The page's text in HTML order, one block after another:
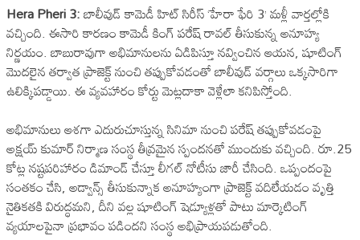
Hera Pheri 3:బాలీవుడ్ కామెడీ హిట్ సిరీస్ ‘హేరా ఫేరి 3’ మళ్లీ వార్తల్లోకి
వచ్చింది. ఈసారి కారణం కామెడీ కింగ్ పరేష్ రావల్ తీసుకున్న అనూహ్య
నిర్ణయం. బాబురావుగా అభిమానులను ఏడిపిస్తూ నవ్వించిన ఆయన, షూటింగ్
మొదలైన తర్వాత ప్రాజెక్ట్ నుంచి తప్పుకోవడంతో బాలీవుడ్ వర్గాలు ఒక్కసారిగా
ఉలిక్కిపడ్డాయి. ఈ వ్యవహారం కోర్టు మెట్లదాకా వెళ్లేలా కనిపిస్తోంది.
అభిమానులు ఆశగా ఎదురుచూస్తున్న సినిమా నుంచి పరేష్ తప్పుకోవడంపై
అక్షయ్ కుమార్ నిర్మాణ సంస్థ తీవ్రమైన స్పందనతో ముందుకు వచ్చింది. రూ.25
కోట్ల నష్టపరిహారం డిమాండ్ చేస్తూ లీగల్ నోటీసు జారీ చేసింది. ఒప్పందంపై
సంతకం చేసి, అడ్వాన్స్ తీసుకున్నాక అనూహ్యంగా ప్రాజెక్ట్ వదిలేయడం వృత్తి
నైతికతకి విరుద్ధమని, దీని వల్ల షూటింగ్ షెడ్యూళ్లతో పాటు మార్కెటింగ్
వ్యయాలపైనా ప్రభావం పడిందని సంస్థ అభిప్రాయపడుతోంది.